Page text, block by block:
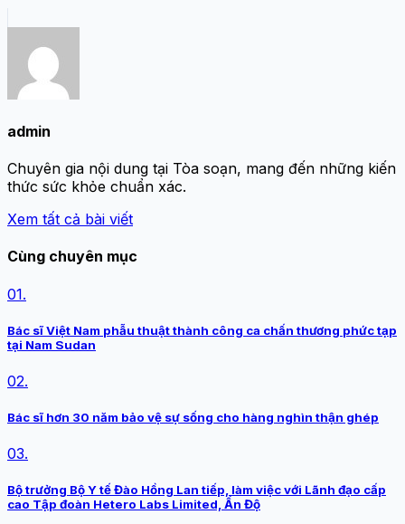
admin
Chuyên gia nội dung tại Tòa soạn, mang đến những kiến
thức sức khỏe chuẩn xác.
Xem tất cả bài viết
Cùng chuyên mục
01.
Bác sĩ Việt Nam phẫu thuật thành công ca chấn thương phức tạp
tại Nam Sudan
02.
Bác sĩ hơn 30 năm bảo vệ sự sống cho hàng nghìn thận ghép
03.
Bộ trưởng Bộ Y tế Đào Hồng Lan tiếp, làm việc với Lãnh đạo cấp
cao Tập đoàn Hetero Labs Limited, Ấn Độ